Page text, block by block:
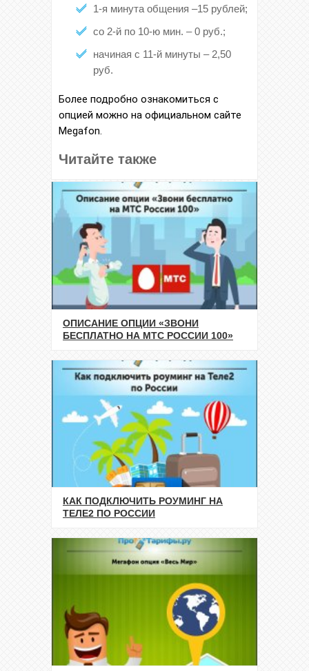
1-я минута общения –15 рублей;
со 2-й по 10-ю мин. – 0 руб.;
начиная с 11-й минуты – 2,50
руб.
Более подробно ознакомиться с
опцией можно на официальном сайте
Megafon.
Читайте также
ОПИСАНИЕ ОПЦИИ «ЗВОНИ
БЕСПЛАТНО НА МТС РОССИИ 100»
КАК ПОДКЛЮЧИТЬ РОУМИНГ НА
ТЕЛЕ2 ПО РОССИИ